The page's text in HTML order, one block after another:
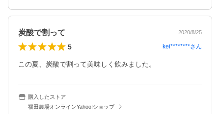
炭酸で割って 2020/8/25
5 kei********さん
この夏、炭酸で割って美味しく飲みました。
購入したストア
福田農場オンラインYahoo!ショップ